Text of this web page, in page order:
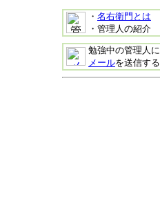
・ 名右衛門とは
・管理人の紹介
勉強中の管理人に
メールを送信する